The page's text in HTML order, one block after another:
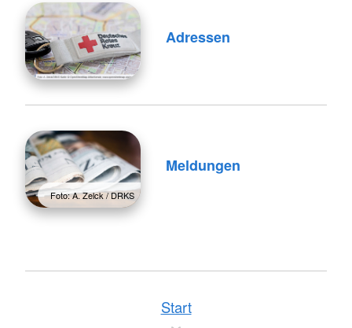
Adressen
Foto: A. Zelck / DRKS
Meldungen
Start